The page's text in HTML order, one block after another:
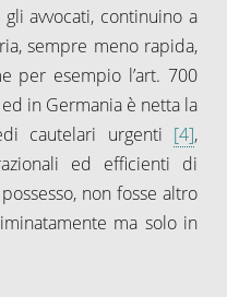
avvocati, continuino a
sempre meno rapida,
per esempio l’art. 700
in Germania è netta la
cautelari urgenti [4],
ed efficienti di
non fosse altro
ma solo in